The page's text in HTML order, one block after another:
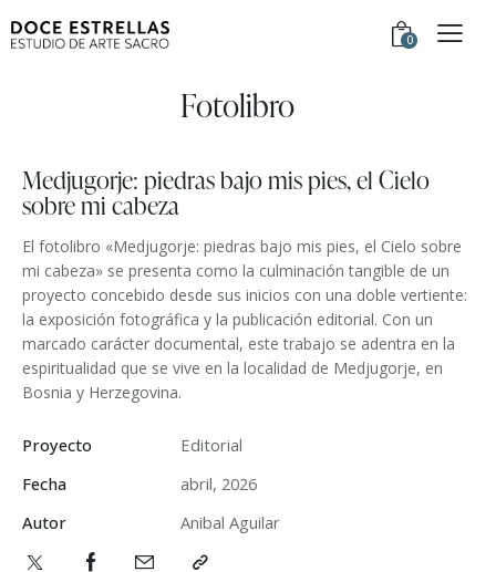
0
Fotolibro
Medjugorje: piedras bajo mis pies, el Cielo
sobre mi cabeza
El fotolibro «Medjugorje: piedras bajo mis pies, el Cielo sobre
mi cabeza» se presenta como la culminación tangible de un
proyecto concebido desde sus inicios con una doble vertiente:
la exposición fotográfica y la publicación editorial. Con un
marcado carácter documental, este trabajo se adentra en la
espiritualidad que se vive en la localidad de Medjugorje, en
Bosnia y Herzegovina.
Proyecto
Editorial
Fecha
abril, 2026
Autor
Anibal Aguilar